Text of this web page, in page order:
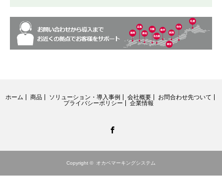
ホーム 商品 ソリューション・導入事例 会社概要
お問合わせ先ついて
プライバシーポリシー
企業情報
Copyright © オカベマーキングシステム